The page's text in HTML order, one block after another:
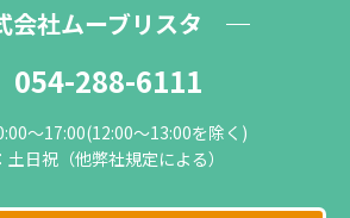
会社ムーブリスタ
054-288-6111
～17:00(12:00～13:00を除く)
土日祝（他弊社規定による）